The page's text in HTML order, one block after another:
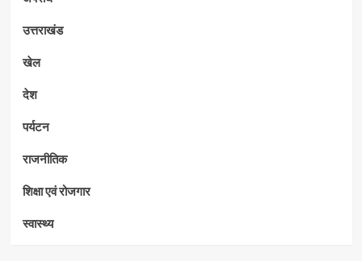
उत्तराखंड
खेल
देश
पर्यटन
राजनीतिक
शिक्षा एवं रोजगार
स्वास्थ्य